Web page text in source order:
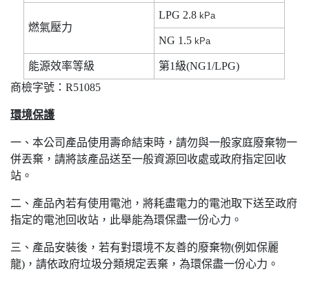
燃氣壓力
LPG 2.8kPa
NG 1.5kPa
能源效率等級
第1級(NG1/LPG)
商檢字號：R51085
環境保護
一、本公司產品使用壽命結束時，請勿與一般家庭廢棄物一
併丟棄，請將該產品送至一般資源回收處或政府指定回收
站。
二、產品內若有使用電池，將耗盡電力的電池取下送至政府
指定的電池回收站，此舉能為環保盡一份心力。
三、產品安裝後，若有對環境不友善的廢棄物(例如保麗
龍)，請依政府垃圾分類規定丟棄，為環保盡一份心力。